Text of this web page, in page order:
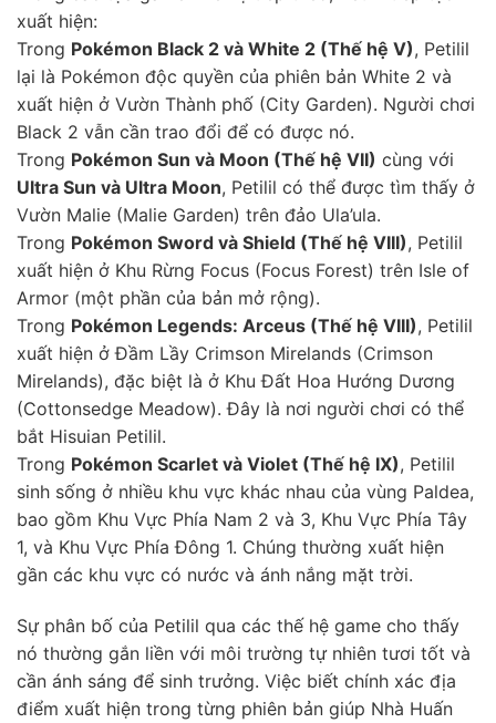
xuất hiện:
Trong Pokémon Black 2 và White 2 (Thế hệ V), Petilil
lại là Pokémon độc quyền của phiên bản White 2 và
xuất hiện ở Vườn Thành phố (City Garden). Người chơi
Black 2 vẫn cần trao đổi để có được nó.
Trong Pokémon Sun và Moon (Thế hệ VII) cùng với
Ultra Sun và Ultra Moon, Petilil có thể được tìm thấy ở
Vườn Malie (Malie Garden) trên đảo Ula’ula.
Trong Pokémon Sword và Shield (Thế hệ VIII), Petilil
xuất hiện ở Khu Rừng Focus (Focus Forest) trên Isle of
Armor (một phần của bản mở rộng).
Trong Pokémon Legends: Arceus (Thế hệ VIII), Petilil
xuất hiện ở Đầm Lầy Crimson Mirelands (Crimson
Mirelands), đặc biệt là ở Khu Đất Hoa Hướng Dương
(Cottonsedge Meadow). Đây là nơi người chơi có thể
bắt Hisuian Petilil.
Trong Pokémon Scarlet và Violet (Thế hệ IX), Petilil
sinh sống ở nhiều khu vực khác nhau của vùng Paldea,
bao gồm Khu Vực Phía Nam 2 và 3, Khu Vực Phía Tây
1, và Khu Vực Phía Đông 1. Chúng thường xuất hiện
gần các khu vực có nước và ánh nắng mặt trời.
Sự phân bố của Petilil qua các thế hệ game cho thấy
nó thường gắn liền với môi trường tự nhiên tươi tốt và
cần ánh sáng để sinh trưởng. Việc biết chính xác địa
điểm xuất hiện trong từng phiên bản giúp Nhà Huấn